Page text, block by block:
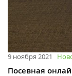
9 ноября 2021
Посевная